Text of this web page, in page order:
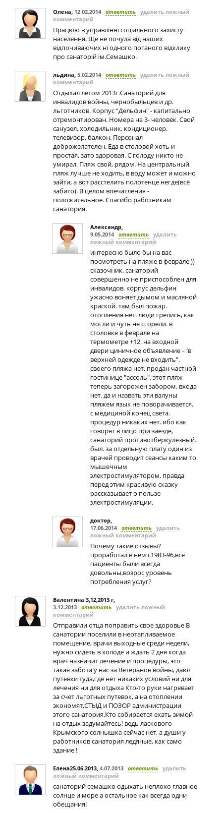
Олена, 12.02.2014 ответить удалить ложный
комментарий
Працюю в управлінні соціального захисту
населення. Ще не почула від наших
відпочиваючих ні одного поганого відклику
про санаторій ім.Семашко.
льдина, 5.02.2014 ответить удалить ложный
комментарий
Отдыхал летом 2013г.Санаторий для
инвалидов войны, чернобыльцев и др.
льготников. Корпус "Дельфин" - капитально
отремонтирован. Номера на 3- человек. Свой
санузел, холодильник, кондиционер,
телевизор, балкон. Персонал
доброжелателен. Еда в столовой хоть и
простая, зато здоровая. С голоду никто не
умирал. Пляж свой, рядом. На центральный
пляж лучше не ходить, в воду может и можно
зайти, а вот расстелить полотенце негде(всё
забито). В целом впечатления -
положительное. Спасибо работникам
санатория.
Александр,
9.05.2014 ответить удалить
ложный комментарий
интересно было бы на вас
посмотреть на пляже в феврале ))
сказочник. санаторий
совершенно не приспособлен для
инвалидов. корпус дельфин
ужасно воняет дымом и масляной
краской. там был пожар.
отопления нет. люди грелись, как
могли и чуть не сгорели. в
столовке в феврале на
термометре +12. на входной
двери циничное объявление - "в
верхней одежде не входить".
своего пляжа нет. продан частной
гостинице "ассоль". этот пляж
теперь загорожен забором. входа
нет. да и назвать эти валуны
пляжем язык не поворачивается.
с медициной конец света.
процедур никаких нет. ибо как
говорят в лицо при заезде,
санаторий противотберкулёзный.
был. за отдельную плату один из
врачей проводит сеансы каким то
мышечным
электростимулятором. правда
перед этим красивую сказку
рассказывает о пользе
электростимуляции.
доктор,
17.06.2014 ответить удалить
ложный комментарий
Почему такие отзывы?
проработал в нем с1983-96,все
пациенты были всегда
довольны,возрос уровень
потребления услуг?
Валентина 3,12,2013 г,
3.12.2013 ответить удалить ложный
комментарий
Отправили отца поправить свое здоровье В
санатории поселили в неотапливаемое
помещение, врачи выходные среди недели,
нужно сидеть в холоде и ждать 2 дня когда
врач назначит лечение и процедуры, это
такая забота у нас за Ветеранов войны, дают
путевки туда,где нет никаких условий ни для
лечения ни для отдыха Кто-то руки нагревает
за счет льготных путевок, а на отоплении
экономят,СТЫД и ПОЗОР администрации
этого санатория,Кто собирается ехать зимой
на отдых задумайтесь! ведь ласкового
Крымского солнышка сейчас нет, а души у
работников санатория ледяные, как само
здание !
Елена25.06.2013, 4.07.2013 ответить удалить
ложный комментарий
санаторий семашко одыхать неплохо главное
солнце и море а остальное как всегда одни
обещания!